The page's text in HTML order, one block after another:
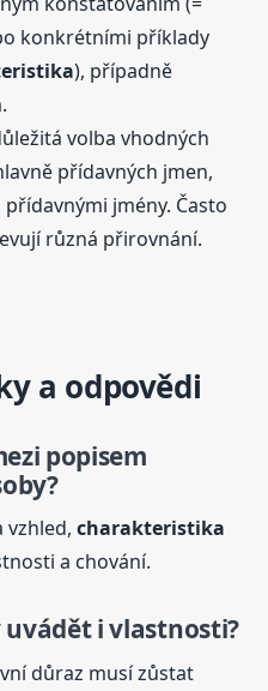
konkrétními příklady
), případně
volba vhodných
přídavných jmen,
jmény. Často
různá přirovnání.
a odpovědi
popisem
vzhled,charakteristika
a chování.
i vlastnosti?
důraz musí zůstat